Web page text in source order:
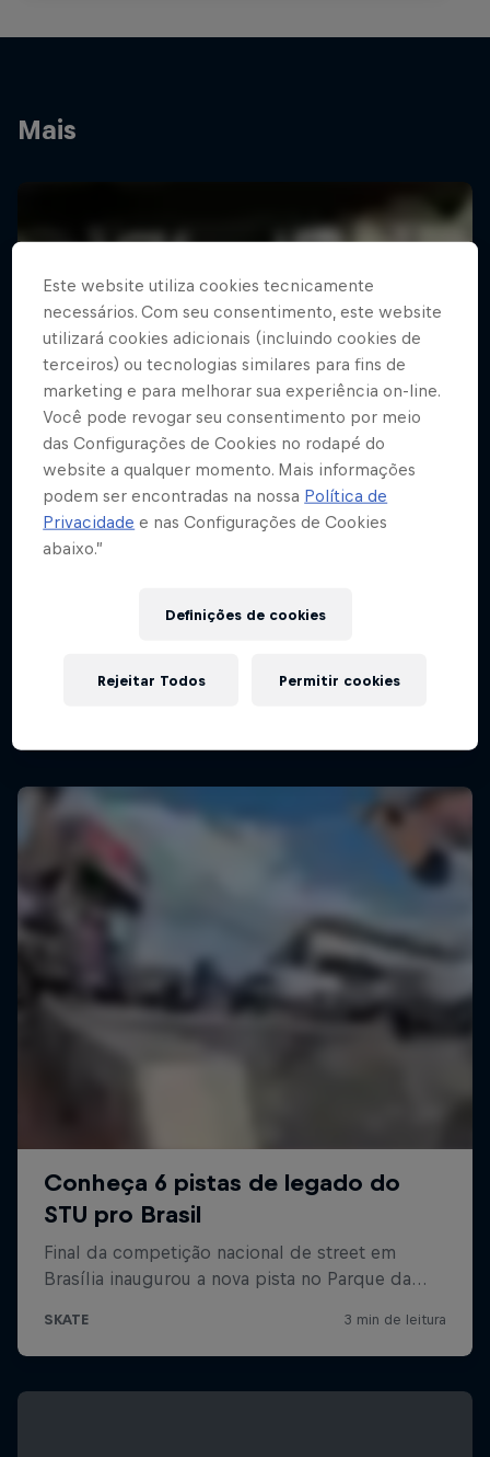
Mais
Este website utiliza cookies tecnicamente
necessários. Com seu consentimento, este website
utilizará cookies adicionais (incluindo cookies de
terceiros) ou tecnologias similares para fins de
marketing e para melhorar sua experiência on-line.
Você pode revogar seu consentimento por meio
das Configurações de Cookies no rodapé do
website a qualquer momento. Mais informações
podem ser encontradas na nossa Política de
Privacidade e nas Configurações de Cookies
abaixo.”
Definições de cookies
Rejeitar Todos Permitir cookies